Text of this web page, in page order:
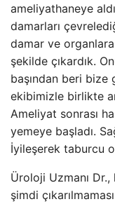
ameliyathaneye
damarları
damar ve
şekilde çıkardık.
başından beri bize
ekibimizle birlikte
Ameliyat sonrası
yemeye başladı.
İyileşerek taburcu
Üroloji Uzmanı
şimdi